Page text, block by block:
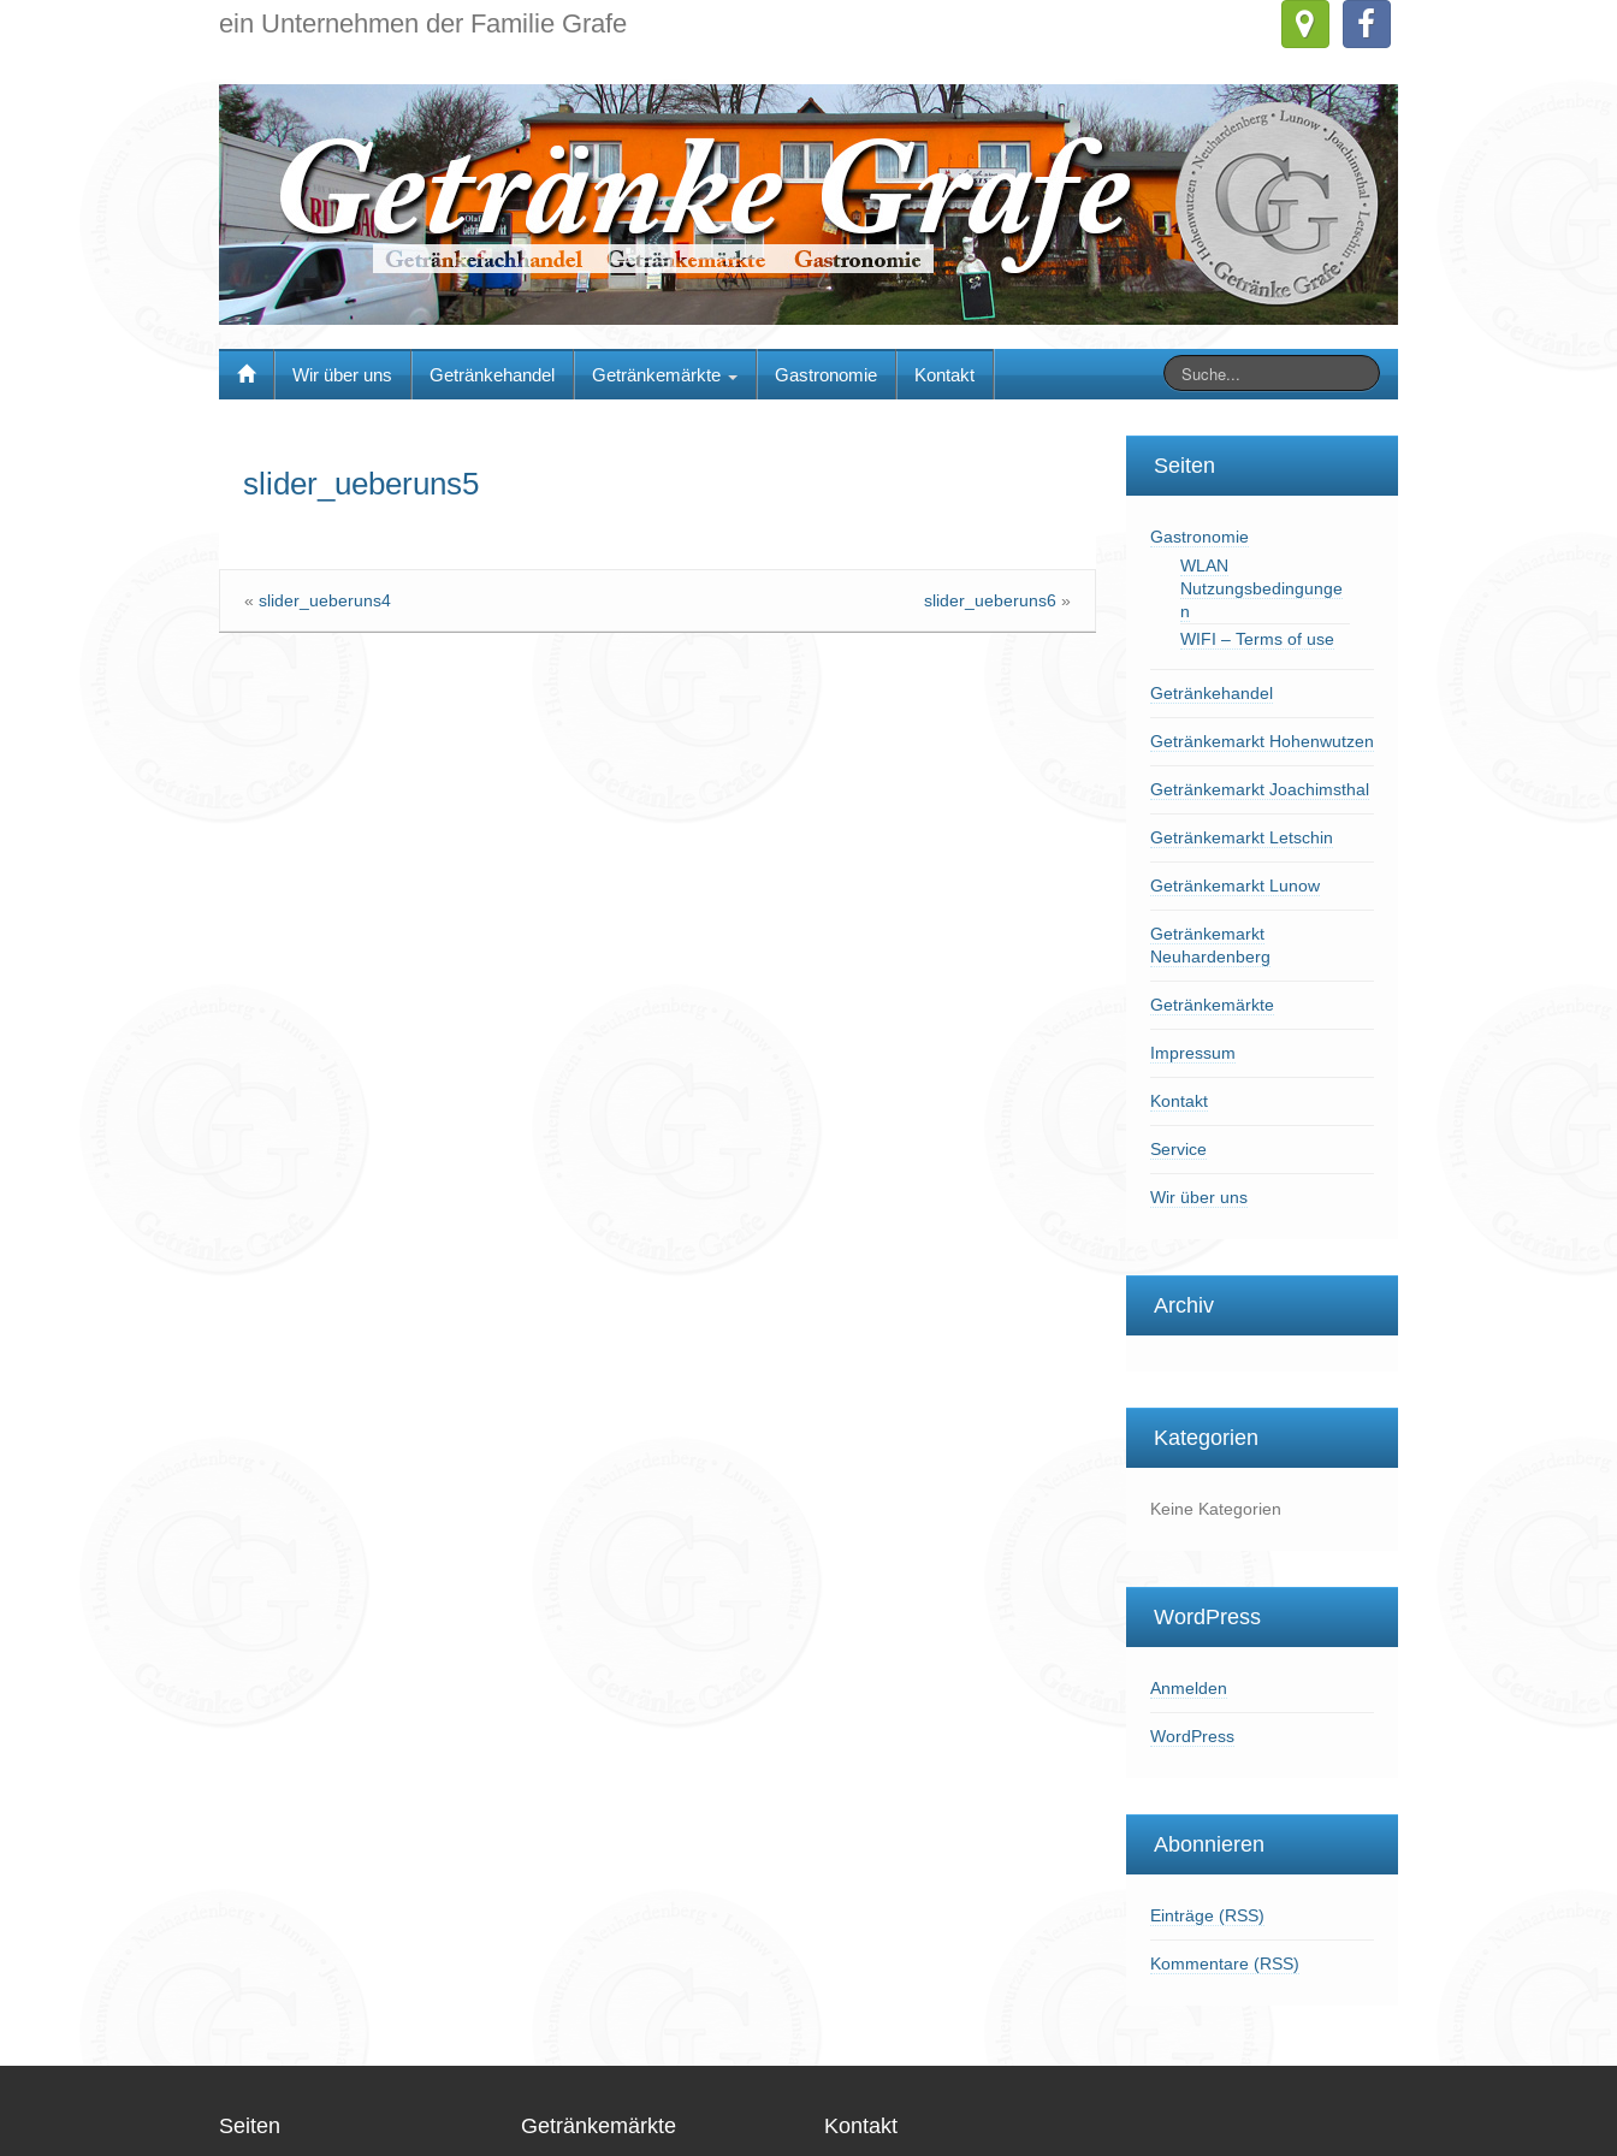
ein Unternehmen der Familie Grafe
Wir über uns Getränkehandel Getränkemärkte Gastronomie Kontakt
slider_ueberuns5
« slider_ueberuns4 slider_ueberuns6 »
Seiten
Gastronomie
WLAN
Nutzungsbedingunge
n
WIFI – Terms of use
Getränkehandel
Getränkemarkt Hohenwutzen
Getränkemarkt Joachimsthal
Getränkemarkt Letschin
Getränkemarkt Lunow
Getränkemarkt
Neuhardenberg
Getränkemärkte
Impressum
Kontakt
Service
Wir über uns
Archiv
Kategorien
Keine Kategorien
WordPress
Anmelden
WordPress
Abonnieren
Einträge (RSS)
Kommentare (RSS)
Seiten Getränkemärkte Kontakt